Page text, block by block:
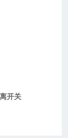
开关